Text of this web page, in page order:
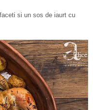
si un sos de iaurt cu